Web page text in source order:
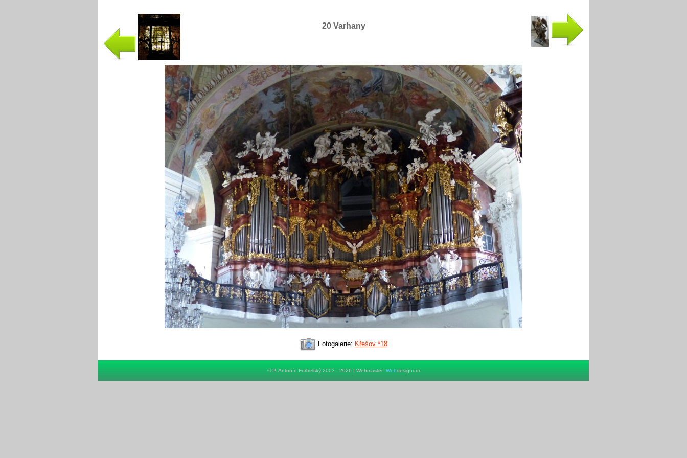
20 Varhany
Fotogalerie: Křešov *18
© P. Antonín Forbelský 2003 - 2026 | Webmaster: Webdesignum